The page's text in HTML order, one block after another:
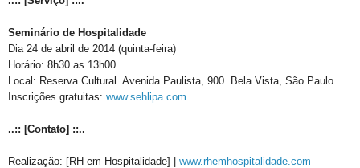
Seminário de Hospitalidade
Dia 24 de abril de 2014 (quinta-feira)
Horário: 8h30 as 13h00
Local: Reserva Cultural. Avenida Paulista, 900. Bela Vista, São Paulo
Inscrições gratuitas: www.sehlipa.com
..:: [Contato] ::..
Realização: [RH em Hospitalidade] | www.rhemhospitalidade.com